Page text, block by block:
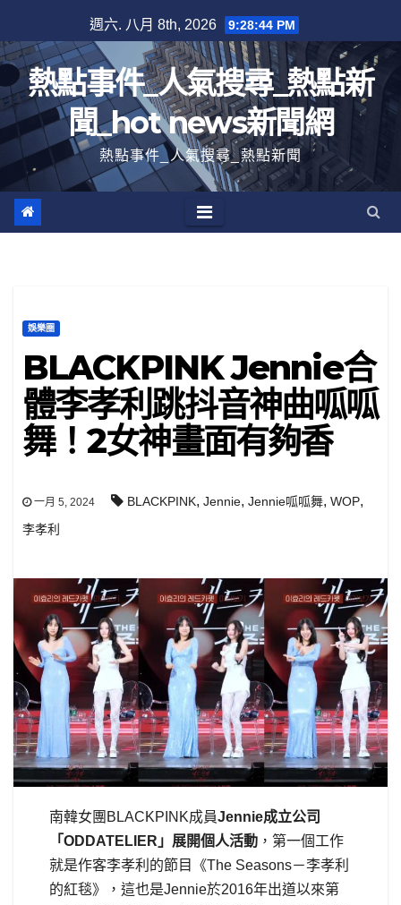
至
內
容
週六. 八月 8th, 2026 9:28:45 PM
熱點事件_人氣搜尋_熱點新
聞_hot news新聞網
熱點事件_人氣搜尋_熱點新聞
娛樂圈
BLACKPINK Jennie合
體李孝利跳抖音神曲呱呱
舞！2女神畫面有夠香
一月 5, 2024 BLACKPINK, Jennie, Jennie呱呱舞, WOP,
李孝利
南韓女團BLACKPINK成員Jennie成立公司
「ODDATELIER」展開個人活動 ，第一個工作
就是作客李孝利的節目《The Seasons－李孝利
的紅毯》，這也是Jennie於2016年出道以來第